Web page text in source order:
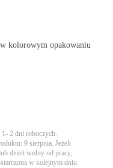
kolorowym opakowaniu
2 dni roboczych.
9 sierpnia. Jeżeli
dzień wolny od pracy,
w kolejnym dniu.